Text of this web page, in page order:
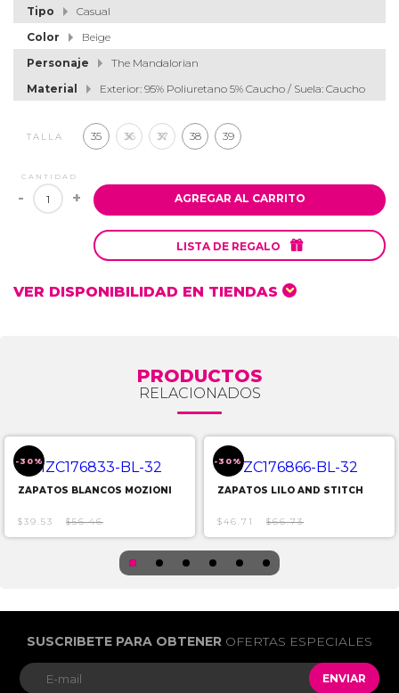
Tipo
Casual
Color
Beige
Personaje
The Mandalorian
Material
Exterior: 95% Poliuretano 5% Caucho / Suela: Caucho
TALLA 35 36 37 38 39
CANTIDAD
- + AGREGAR AL CARRITO
LISTA DE REGALO 
VER DISPONIBILIDAD EN TIENDAS
PRODUCTOS
RELACIONADOS
-30%
ZAPATOS BLANCOS MOZIONI
$39.53 $56.46
-30%
ZAPATOS LILO AND STITCH
$46.71 $66.73
SUSCRIBETE PARA OBTENER OFERTAS ESPECIALES
ENVIAR